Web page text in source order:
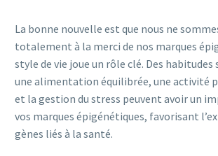
La bonne nouvelle est que nous ne
totalement à la merci de nos marques
style de vie joue un rôle clé. Des habitudes
une alimentation équilibrée, une activité
et la gestion du stress peuvent avoir un
vos marques épigénétiques, favorisant
gènes liés à la santé.